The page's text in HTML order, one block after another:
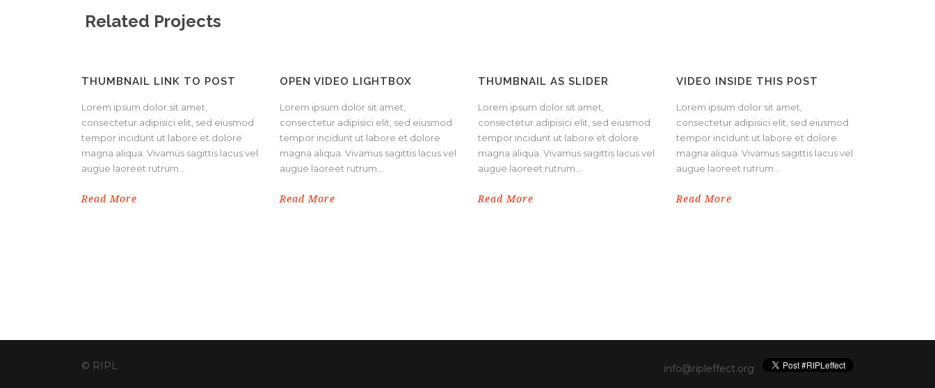
Related Projects
THUMBNAIL LINK TO POST
Lorem ipsum dolor sit amet,
consectetur adipisici elit, sed eiusmod
tempor incidunt ut labore et dolore
magna aliqua. Vivamus sagittis lacus vel
augue laoreet rutrum...
Read More
OPEN VIDEO LIGHTBOX
Lorem ipsum dolor sit amet,
consectetur adipisici elit, sed eiusmod
tempor incidunt ut labore et dolore
magna aliqua. Vivamus sagittis lacus vel
augue laoreet rutrum...
Read More
THUMBNAIL AS SLIDER
Lorem ipsum dolor sit amet,
consectetur adipisici elit, sed eiusmod
tempor incidunt ut labore et dolore
magna aliqua. Vivamus sagittis lacus vel
augue laoreet rutrum...
Read More
VIDEO INSIDE THIS POST
Lorem ipsum dolor sit amet,
consectetur adipisici elit, sed eiusmod
tempor incidunt ut labore et dolore
magna aliqua. Vivamus sagittis lacus vel
augue laoreet rutrum...
Read More
© RIPL info@ripleffect.org